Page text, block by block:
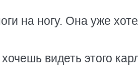
на ногу. Она уже
видеть этого